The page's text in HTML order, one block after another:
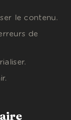
le contenu.
de